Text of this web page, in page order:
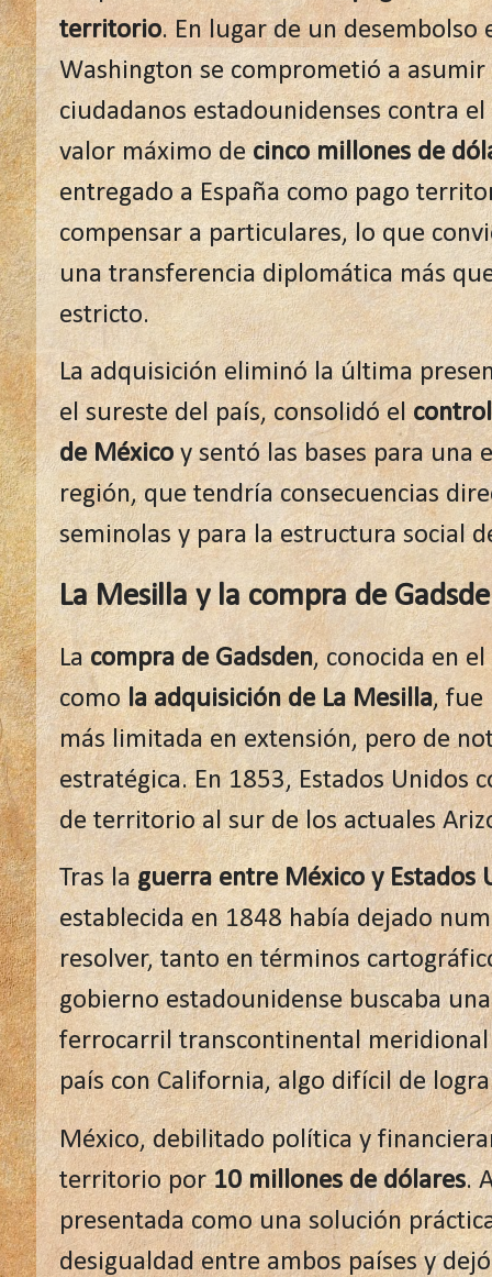
territorio. En lugar de un desembolso
Washington se comprometió a asumir
ciudadanos estadounidenses contra
valor máximo decinco millones de
entregado a España como pago
compensar a particulares, lo que
una transferencia diplomática más
estricto.
La adquisición eliminó la última
el sureste del país, consolidó el
de Méxicoy sentó las bases para una
región, que tendría consecuencias
seminolas y para la estructura social
La Mesilla y la compra de
Lacompra de Gadsden, conocida en
como la adquisición de La Mesilla, fue
más limitada en extensión, pero de
estratégica. En 1853, Estados Unidos
de territorio al sur de los actuales
Tras laguerra entre México y Estados
establecida en 1848 había dejado
resolver, tanto en términos
gobierno estadounidense buscaba
ferrocarril transcontinental
país con California, algo difícil de
México, debilitado política y
territorio por10 millones de dólares.
presentada como una solución
desigualdad entre ambos países y